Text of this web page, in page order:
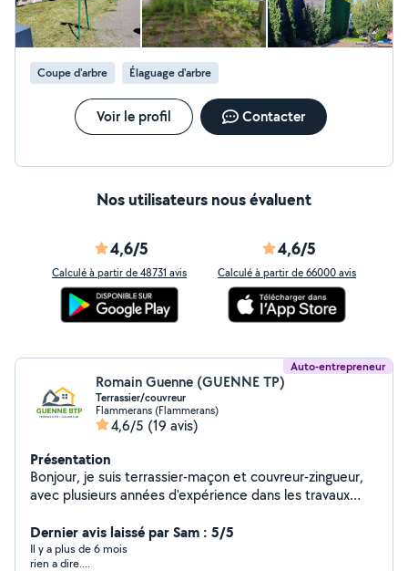
Coupe d'arbre Élaguage d'arbre
Voir le profil Contacter
Nos utilisateurs nous évaluent
4,6/5
Calculé à partir de 48731 avis
4,6/5
Calculé à partir de 66000 avis
Auto-entrepreneur
Romain Guenne (GUENNE TP)
Terrassier/couvreur
Flammerans (Flammerans)
4,6/5 (19 avis)
Présentation
Bonjour, je suis terrassier-maçon et couvreur-zingueur,
avec plusieurs années d'expérience dans les travaux
terrassement, maçonnerie, couverture, zinguerie et
petits travaux extérieurs avec soin et sérieux.
Dernier avis laissé par Sam : 5/5
Il y a plus de 6 mois
rien a dire....